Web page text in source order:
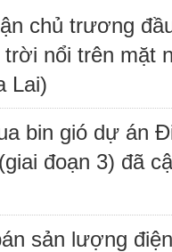
chủ trương
nổi trên mặt
Lai)
bin gió dự án
đoạn 3) đã
sản lượng